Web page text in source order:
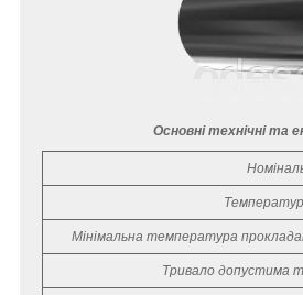
Основні технічні та
Мінімальна температура
Тривало допустима